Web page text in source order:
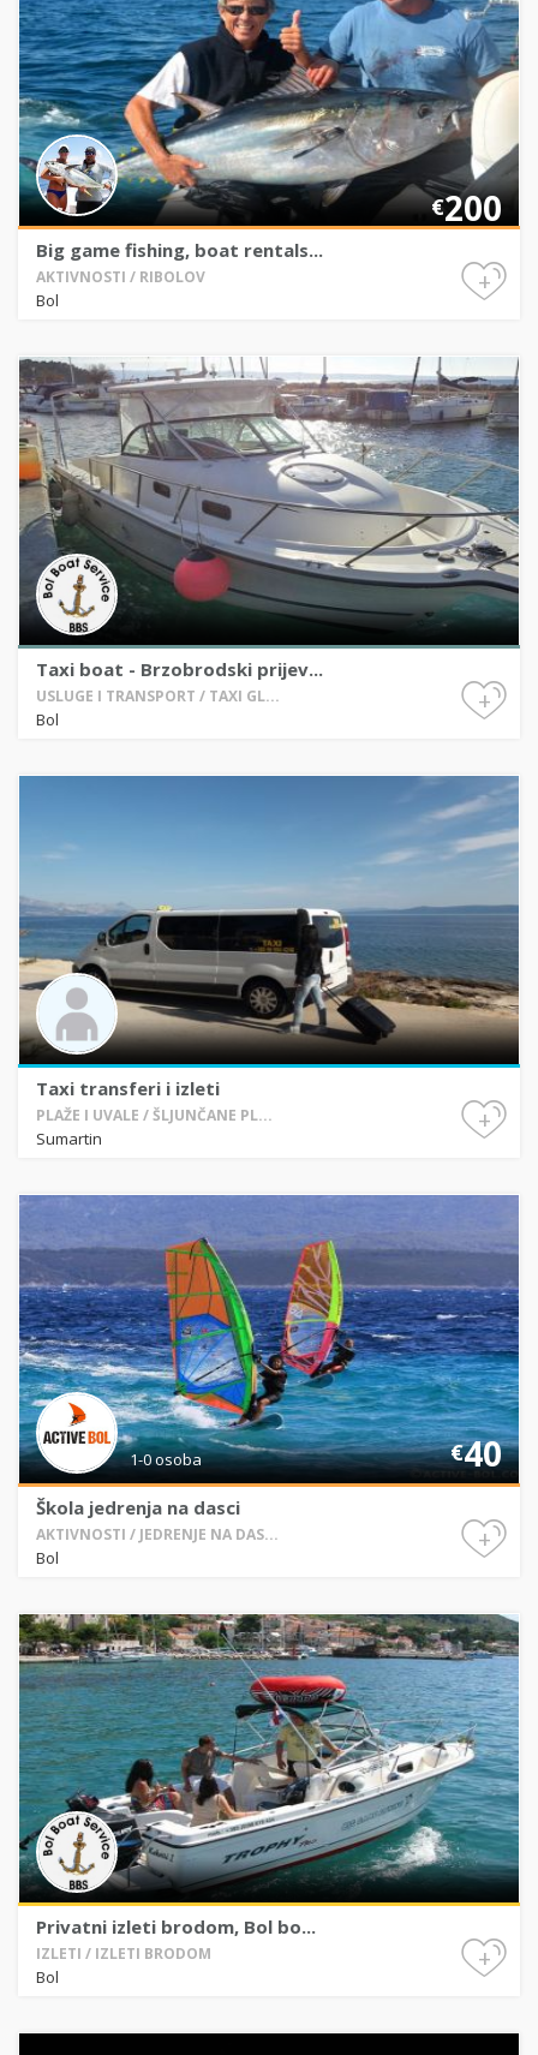
€200
Big game fishing, boat rentals...
AKTIVNOSTI / RIBOLOV
Bol
+
Taxi boat - Brzobrodski prijev...
USLUGE I TRANSPORT / TAXI GL...
Bol
+
Taxi transferi i izleti
PLAŽE I UVALE / ŠLJUNČANE PL...
Sumartin
+
1-0 osoba €40
Škola jedrenja na dasci
AKTIVNOSTI / JEDRENJE NA DAS...
Bol
+
Privatni izleti brodom, Bol bo...
IZLETI / IZLETI BRODOM
Bol
+